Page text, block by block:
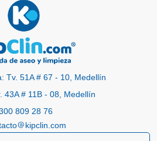
Tv. 51A # 67 - 10, Medellín
43A # 11B - 08, Medellín
809 28 76
kipclin.com